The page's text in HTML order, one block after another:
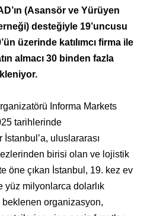
(Asansör ve Yürüyen
desteğiyle 19’uncusu
üzerinde katılımcı firma ile
almacı 30 binden fazla
Informa Markets
tarihlerinde
uluslararası
birisi olan ve lojistik
öne çıkan İstanbul, 19. kez ev
yüz milyonlarca dolarlık
beklenen organizasyon,